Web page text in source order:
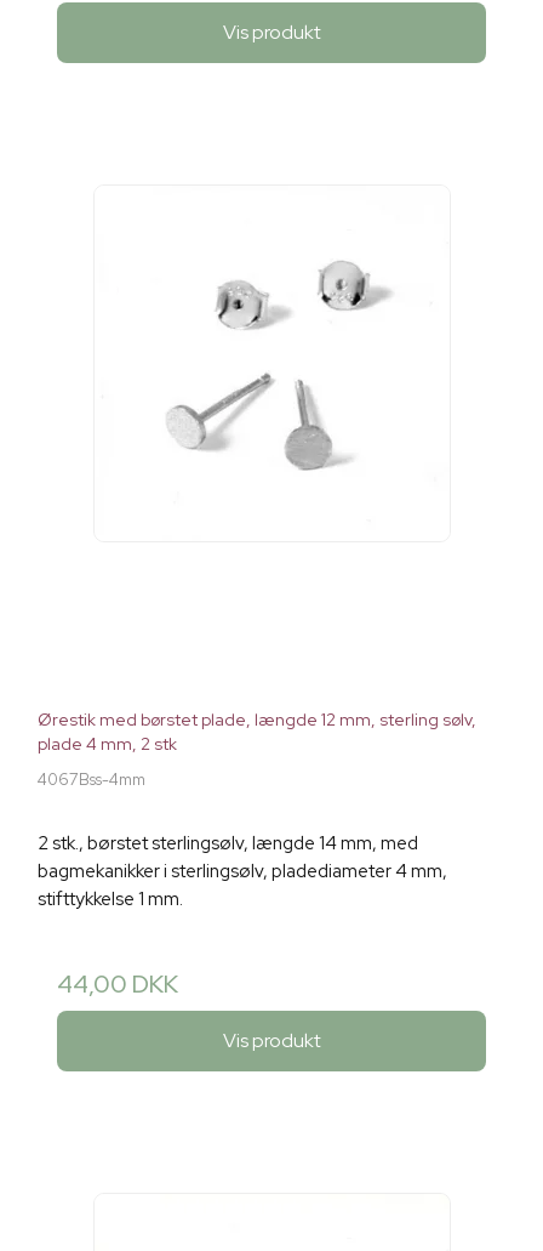
Vis produkt
Ørestik med børstet plade, længde 12 mm, sterling sølv,
plade 4 mm, 2 stk
4067Bss-4mm
2 stk., børstet sterlingsølv, længde 14 mm, med
bagmekanikker i sterlingsølv, pladediameter 4 mm,
stifttykkelse 1 mm.
44,00 DKK
Vis produkt